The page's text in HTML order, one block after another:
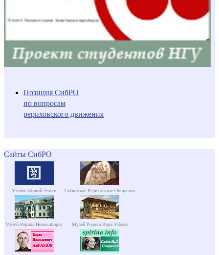
Позиция СибРО
по вопросам
рериховского движения
Сайты СибРО
Учение Живой Этики Сибирское Рериховское Общество
Музей Рериха Новосибирск Музей Рериха Верх-Уймон